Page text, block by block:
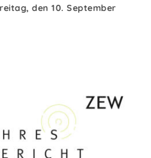
den 10. September